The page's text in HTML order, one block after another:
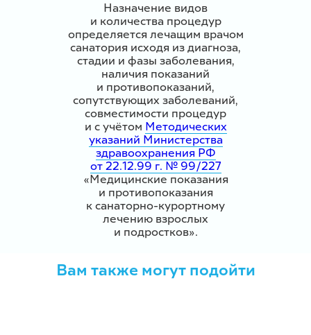
Назначение видов
и количества процедур
определяется лечащим врачом
санатория исходя из диагноза,
стадии и фазы заболевания,
наличия показаний
и противопоказаний,
сопутствующих заболеваний,
совместимости процедур
и с учётом Методических
указаний Министерства
здравоохранения РФ
от 22.12.99 г. № 99/227
«Медицинские показания
и противопоказания
к санаторно-курортному
лечению взрослых
и подростков».
Вам также могут подойти